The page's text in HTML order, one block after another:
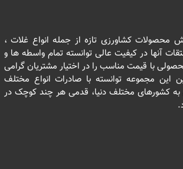
محصولات کشاورزی تازه از جمله انواع غلات ،
آنها در کیفیت عالی توانسته تمام واسطه ها و
با قیمت مناسب را در اختیار مشتریان گرامی
این مجموعه توانسته با صادرات انواع مختلف
به کشورهای مختلف دنیا، قدمی هر چند کوچک در